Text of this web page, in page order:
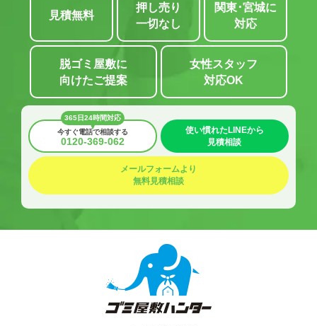
見積無料
関東･宮城に
対応
脱ゴミ屋敷に
向けたご提案
女性スタッフ
対応OK
押し売り
一切なし
365日24時間対応
今すぐ電話で相談する
0120-369-062
使い慣れたLINEから
見積相談
メールフォームより
無料見積相談